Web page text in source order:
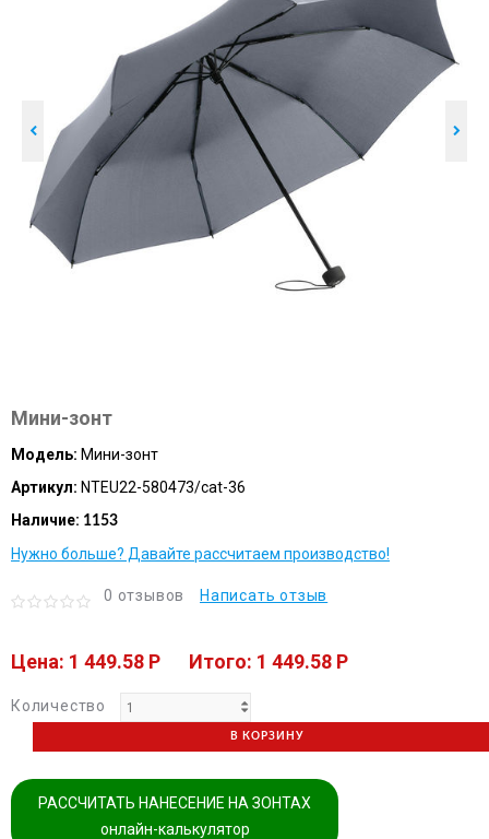
Мини-зонт
Модель: Мини-зонт
Артикул: NTEU22-580473/cat-36
Наличие: 1153
Нужно больше? Давайте рассчитаем производство!
0 отзывов Написать отзыв
Цена: 1 449.58 P Итого: 1 449.58 P
Количество
В КОРЗИНУ
РАССЧИТАТЬ НАНЕСЕНИЕ НА ЗОНТАХ
онлайн-калькулятор